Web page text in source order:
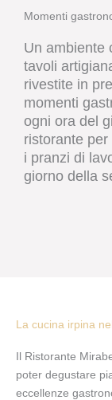
Momenti
Un ambiente
tavoli
rivestite in
momenti
ogni ora del
ristorante
i pranzi di
giorno della
La cucina irpina
Il Ristorante
poter degustare
eccellenze